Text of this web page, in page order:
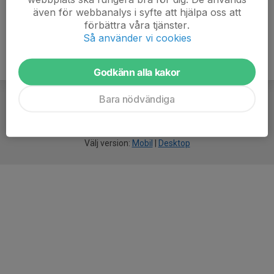
Välj version: Mobil Desktop
även för webbanalys i syfte att hjälpa oss att
förbättra våra tjänster.
Så använder vi cookies
Godkänn alla kakor
Bara nödvändiga